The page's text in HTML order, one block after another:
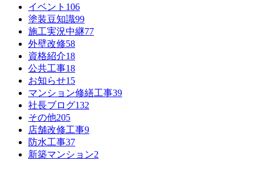
イベント 106
塗装豆知識99
施工実況中継77
外壁改修58
資格紹介18
公共工事18
お知らせ15
マンション修繕工事39
社長ブログ132
その他205
店舗改修工事9
防水工事37
新築マンション2